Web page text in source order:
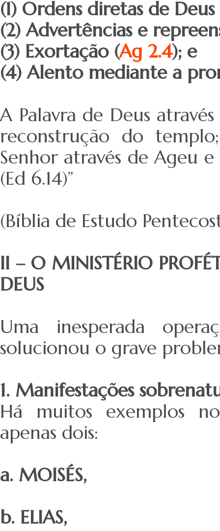
(1) Ordens diretas de Deus
(2) Advertências e
(3) Exortação (Ag 2.4); e
(4) Alento mediante a
A Palavra de Deus
reconstrução do
Senhor através de Ageu
(Ed 6.14)”
(Bíblia de Estudo
II – O MINISTÉRIO
DEUS
Uma inesperada
solucionou o grave
1. Manifestações
Há muitos exemplos
apenas dois:
a. MOISÉS,
b. ELIAS,